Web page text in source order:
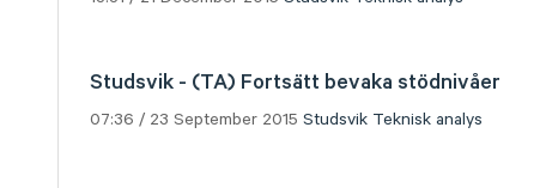
Studsvik - (TA) Fortsätt bevaka stödnivåer
07:36 / 23 September 2015 Studsvik Teknisk analys